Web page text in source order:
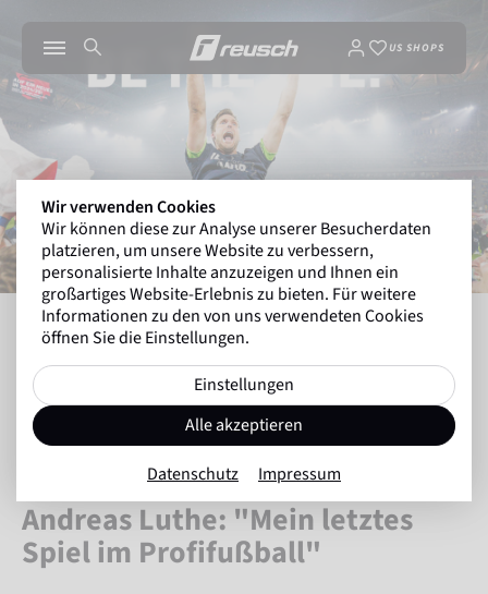
US SHOPS
INSIDE REUSCH ANDREAS LUTHE: "MEIN
Zurück zur Übersicht
Andreas Luthe: "Mein letztes
Spiel im Profifußball"
Wir verwenden Cookies
Wir können diese zur Analyse unserer Besucherdaten
platzieren, um unsere Website zu verbessern,
personalisierte Inhalte anzuzeigen und Ihnen ein
großartiges Website-Erlebnis zu bieten. Für weitere
Informationen zu den von uns verwendeten Cookies
öffnen Sie die Einstellungen.
Einstellungen
Alle akzeptieren
Datenschutz Impressum